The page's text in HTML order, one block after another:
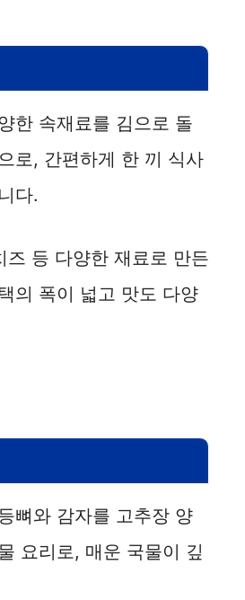
한 속재료를 김으로 돌
로, 간편하게 한 끼 식사
다.
즈 등 다양한 재료로 만든
의 폭이 넓고 맛도 다양
뼈와 감자를 고추장 양
요리로, 매운 국물이 깊